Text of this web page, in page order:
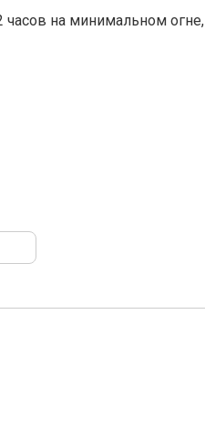
часов на минимальном огне,